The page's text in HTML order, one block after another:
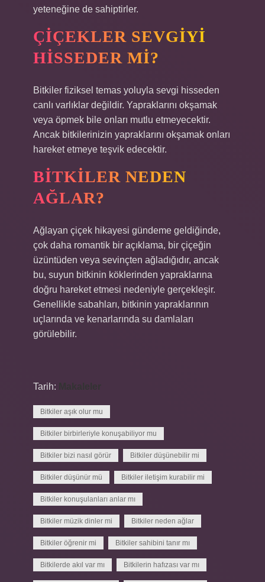
yeteneğine de sahiptirler.
ÇIÇEKLER SEVGIYI
HISSEDER MI?
Bitkiler fiziksel temas yoluyla sevgi hisseden
canlı varlıklar değildir. Yapraklarını okşamak
veya öpmek bile onları mutlu etmeyecektir.
Ancak bitkilerinizin yapraklarını okşamak onları
hareket etmeye teşvik edecektir.
BITKILER NEDEN
AĞLAR?
Ağlayan çiçek hikayesi gündeme geldiğinde,
çok daha romantik bir açıklama, bir çiçeğin
üzüntüden veya sevinçten ağladığıdır, ancak
bu, suyun bitkinin köklerinden yapraklarına
doğru hareket etmesi nedeniyle gerçekleşir.
Genellikle sabahları, bitkinin yapraklarının
uçlarında ve kenarlarında su damlaları
görülebilir.
Tarih:
Bitkiler aşık olur mu
Bitkiler birbirleriyle konuşabiliyor mu
Bitkiler bizi nasıl görür Bitkiler düşünebilir mi
Bitkiler düşünür mü Bitkiler iletişim kurabilir mi
Bitkiler konuşulanları anlar mı
Bitkiler müzik dinler mi Bitkiler neden ağlar
Bitkiler öğrenir mi Bitkiler sahibini tanır mı
Bitkilerde akıl var mı Bitkilerin hafızası var mı